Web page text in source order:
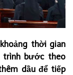
thời gian
trình bước theo
dầu để tiếp